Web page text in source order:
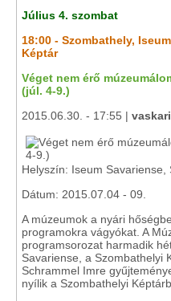
Július 4. szombat
18:00 - Szombathely,
Képtár
Véget nem érő
(júl. 4-9.)
2015.06.30. - 17:55 |
Helyszín: Iseum Savariense,
Dátum: 2015.07.04 - 09.
A múzeumok a nyári
programokra vágyókat. A
programsorozat harmadik
Savariense, a Szombathelyi
Schrammel Imre
nyílik a Szombathelyi